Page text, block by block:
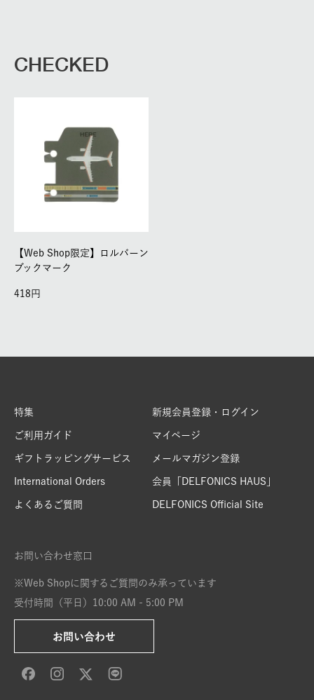
CHECKED
【Web Shop限定】ロルバーン
ブックマーク
418
特集
ご利用ガイド
ギフトラッピングサービス
International Orders
よくあるご質問
新規会員登録・ログイン
マイページ
メールマガジン登録
会員「DELFONICS HAUS」
DELFONICS Official Site
お問い合わせ窓口
※Web Shopに関するご質問のみ承っています
受付時間（平日）10:00 AM - 5:00 PM
お問い合わせ